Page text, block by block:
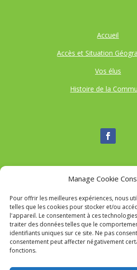
Manage Cookie
Pour offrir les meilleures expériences, nous
telles que les cookies pour stocker et/ou
l'appareil. Le consentement à ces
traiter des données telles que le
identifiants uniques sur ce site. Ne pas
consentement peut affecter négativement
fonctions.
Accueil
Accès et Situation
Vos élus
Histoire de la
Nous
Tél :04 95 52 84
Mail:commune-de-
Adresse :Figarella 20167